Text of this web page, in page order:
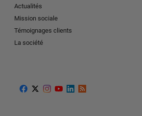
Actualités
Mission sociale
Témoignages clients
La société